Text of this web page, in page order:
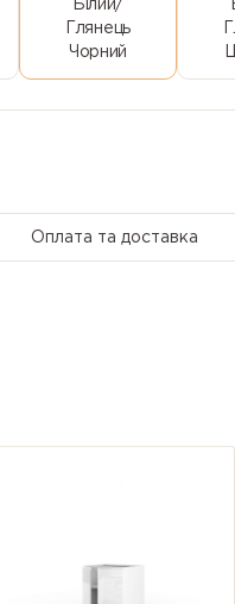
Білий/
Глянець
Чорний
Оплата та доставка